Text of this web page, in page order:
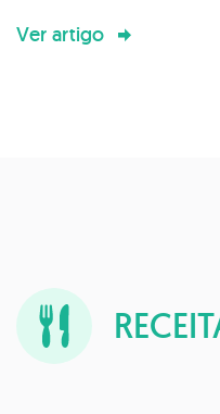
COMO
CIENTÍFICAS
DA FÍSICA
Ver artigo